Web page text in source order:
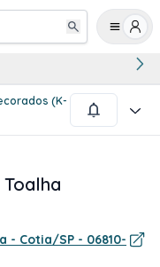
(K-
- Cotia/SP - 06810-